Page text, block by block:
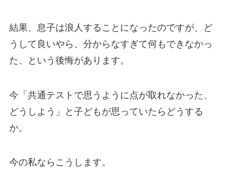
結果、息子は浪人することになったのですが、ど
うして良いやら、分からなすぎて何もできなかっ
た、という後悔があります。
今「共通テストで思うように点が取れなかった、
どうしよう」と子どもが思っていたらどうする
か。
今の私ならこうします。